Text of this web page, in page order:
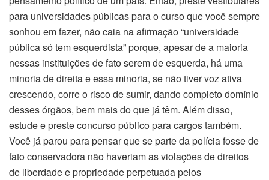
para universidades públicas para o curso que você sempre
sonhou em fazer, não caia na afirmação “universidade
pública só tem esquerdista” porque, apesar de a maioria
nessas instituições de fato serem de esquerda, há uma
minoria de direita e essa minoria, se não tiver voz ativa
crescendo, corre o risco de sumir, dando completo domínio
desses órgãos, bem mais do que já têm. Além disso,
estude e preste concurso público para cargos também.
Você já parou para pensar que se parte da polícia fosse de
fato conservadora não haveriam as violações de direitos
de liberdade e propriedade perpetuada pelos